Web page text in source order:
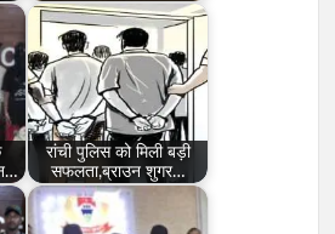
रांची पुलिस को मिली बड़ी
सफलता,ब्राउन शुगर…